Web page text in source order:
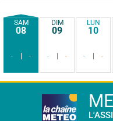
SAM
08
- -
DIM
09
- -
LUN
10
- -